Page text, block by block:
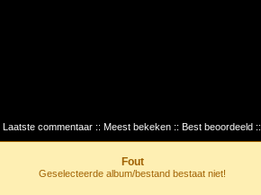
Laatste commentaar:: Meest bekeken:: Best beoordeeld::
Fout
Geselecteerde album/bestand bestaat niet!